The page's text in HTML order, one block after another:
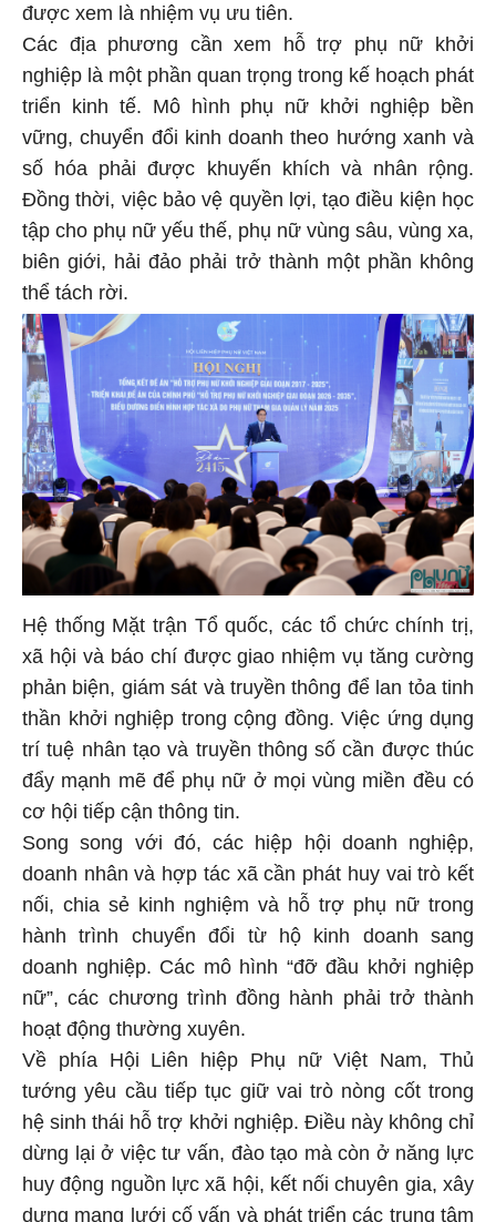
được xem là nhiệm vụ ưu tiên.
Các địa phương cần xem hỗ trợ phụ nữ khởi
nghiệp là một phần quan trọng trong kế hoạch phát
triển kinh tế. Mô hình phụ nữ khởi nghiệp bền
vững, chuyển đổi kinh doanh theo hướng xanh và
số hóa phải được khuyến khích và nhân rộng.
Đồng thời, việc bảo vệ quyền lợi, tạo điều kiện học
tập cho phụ nữ yếu thế, phụ nữ vùng sâu, vùng xa,
biên giới, hải đảo phải trở thành một phần không
thể tách rời.
Hệ thống Mặt trận Tổ quốc, các tổ chức chính trị,
xã hội và báo chí được giao nhiệm vụ tăng cường
phản biện, giám sát và truyền thông để lan tỏa tinh
thần khởi nghiệp trong cộng đồng. Việc ứng dụng
trí tuệ nhân tạo và truyền thông số cần được thúc
đẩy mạnh mẽ để phụ nữ ở mọi vùng miền đều có
cơ hội tiếp cận thông tin.
Song song với đó, các hiệp hội doanh nghiệp,
doanh nhân và hợp tác xã cần phát huy vai trò kết
nối, chia sẻ kinh nghiệm và hỗ trợ phụ nữ trong
hành trình chuyển đổi từ hộ kinh doanh sang
doanh nghiệp. Các mô hình “đỡ đầu khởi nghiệp
nữ”, các chương trình đồng hành phải trở thành
hoạt động thường xuyên.
Về phía Hội Liên hiệp Phụ nữ Việt Nam, Thủ
tướng yêu cầu tiếp tục giữ vai trò nòng cốt trong
hệ sinh thái hỗ trợ khởi nghiệp. Điều này không chỉ
dừng lại ở việc tư vấn, đào tạo mà còn ở năng lực
huy động nguồn lực xã hội, kết nối chuyên gia, xây
dựng mạng lưới cố vấn và phát triển các trung tâm